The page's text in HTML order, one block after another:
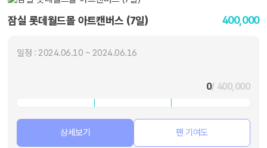
잠실 롯데월드몰 아트캔버스 (7일) 400,000
일정 : 2024.06.10 ~ 2024.06.16
0/ 400,000
상세보기 팬 기여도